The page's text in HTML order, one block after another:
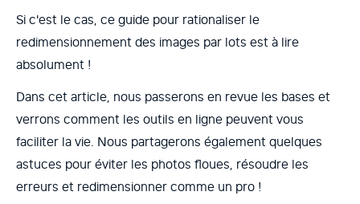
Si c'est le cas, ce guide pour rationaliser le
redimensionnement des images par lots est à lire
absolument !
Dans cet article, nous passerons en revue les bases et
verrons comment les outils en ligne peuvent vous
faciliter la vie. Nous partagerons également quelques
astuces pour éviter les photos floues, résoudre les
erreurs et redimensionner comme un pro !